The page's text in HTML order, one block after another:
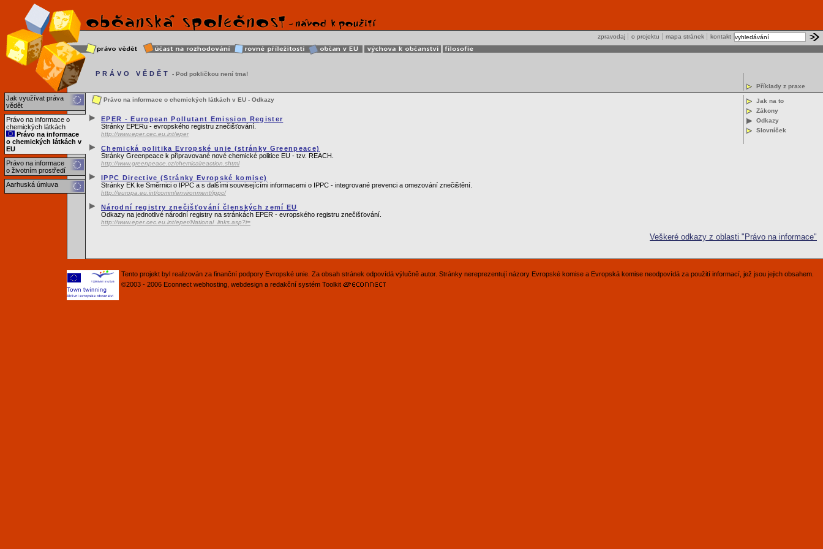
kontakt
mapa stránek
o projektu
zpravodaj
Jak využívat práva
vědět
Právo na informace o
chemických látkách
Právo na informace
o chemických látkách v
EU
Právo na informace
o životním prostředí
Aarhuská úmluva
PRÁVO VĚDĚT
- Pod pokličkou není tma!
Příklady z praxe
Jak na to
Zákony
Odkazy
Slovníček
Právo na informace o chemických látkách v EU - Odkazy
EPER - European Pollutant Emission Register
Stránky EPERu - evropského registru znečišťování.
http://www.eper.cec.eu.int/eper
Chemická politika Evropské unie (stránky Greenpeace)
Stránky Greenpeace k připravované nové chemické politice EU - tzv. REACH.
http://www.greenpeace.cz/chemicalreaction.shtml
IPPC Directive (Stránky Evropské komise)
Stránky EK ke Směrnici o IPPC a s dalšími souvisejícími informacemi o IPPC - integrované prevenci a omezování znečištění.
http://europa.eu.int/comm/environment/ippc/
Národní registry znečišťování členských zemí EU
Odkazy na jednotlivé národní registry na stránkách EPER - evropského registru znečišťování.
http://www.eper.cec.eu.int/eper/National_links.asp?i=
Veškeré odkazy z oblasti "Právo na informace"
Tento projekt byl realizován za finanční podpory Evropské unie. Za obsah stránek odpovídá výlučně autor. Stránky nereprezentují názory Evropské komise a Evropská komise neodpovídá za použití informací, jež jsou jejich obsahem.
©2003 - 2006 Econnect webhosting webdesign a redakční systém Toolkit